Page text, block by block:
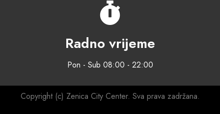
Radno vrijeme
Pon - Sub 08:00 - 22:00
Copyright (c) Zenica City Center. Sva prava zadržana.